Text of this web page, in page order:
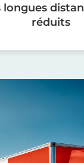
longues
réduits